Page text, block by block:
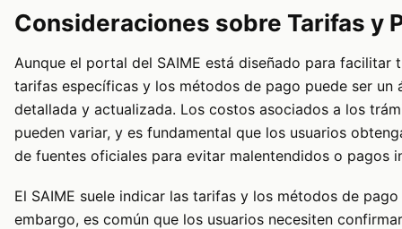
Consideraciones sobre Tarifas y
Aunque el portal del SAIME está diseñado para facilitar
tarifas específicas y los métodos de pago puede ser un
detallada y actualizada. Los costos asociados a los
pueden variar, y es fundamental que los usuarios
de fuentes oficiales para evitar malentendidos o pagos
El SAIME suele indicar las tarifas y los métodos de
embargo, es común que los usuarios necesiten